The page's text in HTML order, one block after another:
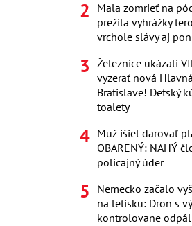
Mala zomrieť na
prežila vyhrážky
vrchole slávy aj
Železnice ukázali
vyzerať nová
Bratislave! Detský
toalety
Muž išiel darovať
OBARENÝ: NAHÝ
policajný úder
Nemecko začalo
na letisku: Dron s
kontrolovane